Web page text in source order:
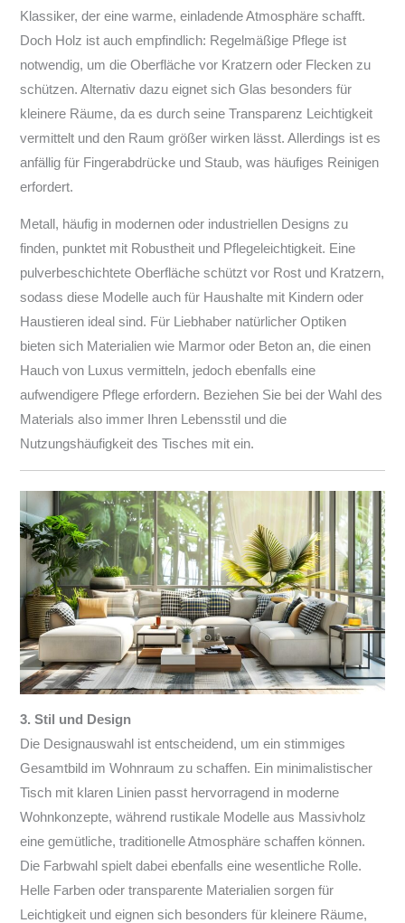
Klassiker, der eine warme, einladende Atmosphäre schafft.
Doch Holz ist auch empfindlich: Regelmäßige Pflege ist
notwendig, um die Oberfläche vor Kratzern oder Flecken zu
schützen. Alternativ dazu eignet sich Glas besonders für
kleinere Räume, da es durch seine Transparenz Leichtigkeit
vermittelt und den Raum größer wirken lässt. Allerdings ist es
anfällig für Fingerabdrücke und Staub, was häufiges Reinigen
erfordert.
Metall, häufig in modernen oder industriellen Designs zu
finden, punktet mit Robustheit und Pflegeleichtigkeit. Eine
pulverbeschichtete Oberfläche schützt vor Rost und Kratzern,
sodass diese Modelle auch für Haushalte mit Kindern oder
Haustieren ideal sind. Für Liebhaber natürlicher Optiken
bieten sich Materialien wie Marmor oder Beton an, die einen
Hauch von Luxus vermitteln, jedoch ebenfalls eine
aufwendigere Pflege erfordern. Beziehen Sie bei der Wahl des
Materials also immer Ihren Lebensstil und die
Nutzungshäufigkeit des Tisches mit ein.
3. Stil und Design
Die Designauswahl ist entscheidend, um ein stimmiges
Gesamtbild im Wohnraum zu schaffen. Ein minimalistischer
Tisch mit klaren Linien passt hervorragend in moderne
Wohnkonzepte, während rustikale Modelle aus Massivholz
eine gemütliche, traditionelle Atmosphäre schaffen können.
Die Farbwahl spielt dabei ebenfalls eine wesentliche Rolle.
Helle Farben oder transparente Materialien sorgen für
Leichtigkeit und eignen sich besonders für kleinere Räume,